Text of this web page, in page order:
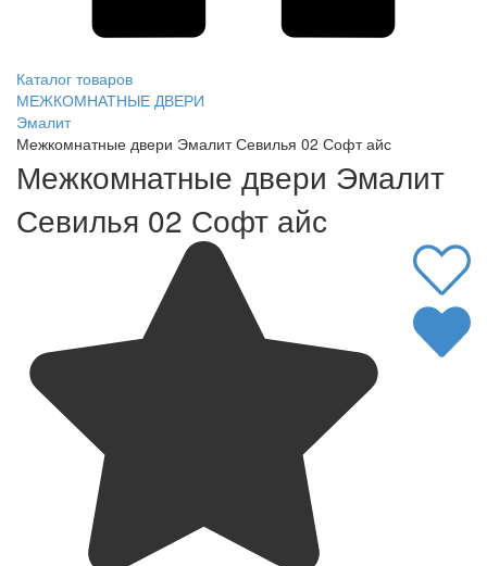
Каталог товаров
МЕЖКОМНАТНЫЕ ДВЕРИ
Эмалит
Межкомнатные двери Эмалит Севилья 02 Софт айс
Межкомнатные двери Эмалит
Севилья 02 Софт айс